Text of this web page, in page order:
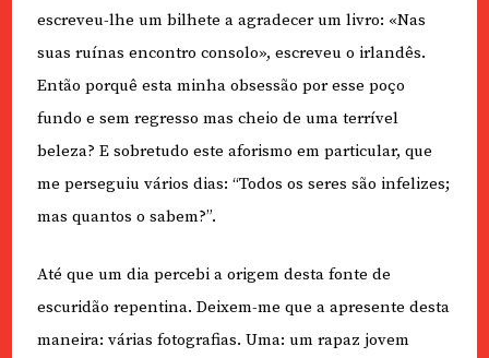
escreveu-lhe um bilhete a agradecer um livro: «Nas
suas ruínas encontro consolo», escreveu o irlandês.
Então porquê esta minha obsessão por esse poço
fundo e sem regresso mas cheio de uma terrível
beleza? E sobretudo este aforismo em particular, que
me perseguiu vários dias: “Todos os seres são infelizes;
mas quantos o sabem?”.
Até que um dia percebi a origem desta fonte de
escuridão repentina. Deixem-me que a apresente desta
maneira: várias fotografias. Uma: um rapaz jovem